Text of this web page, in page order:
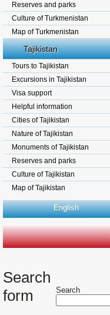
Reserves and parks
Culture of Turkmenistan
Map of Turkmenistan
Tajikistan
Tours to Tajikistan
Excursions in Tajikistan
Visa support
Helpful information
Cities of Tajikistan
Nature of Tajikistan
Monuments of Tajikistan
Reserves and parks
Culture of Tajikistan
Map of Tajikistan
English
Search
form
Search